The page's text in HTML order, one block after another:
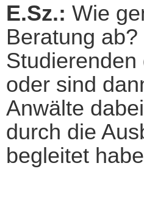
E.Sz.: Wie
Beratung
oder sind
Anwälte
durch die
begleitet